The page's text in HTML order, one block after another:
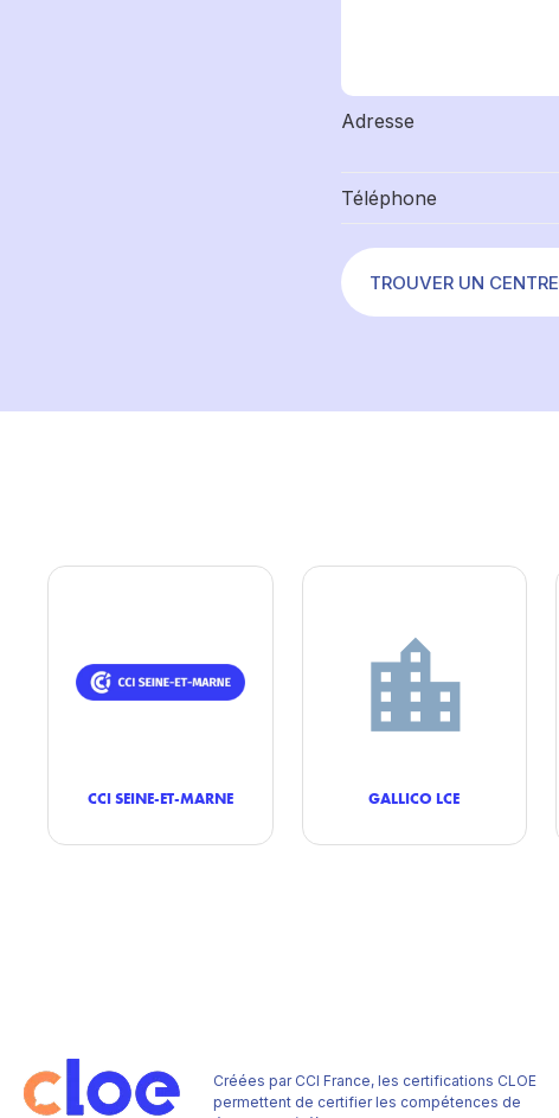
Adresse
Téléphone
TROUVER UN CENTRE
CCI SEINE-ET-MARNE GALLICO LCE
Créées par CCI France, les certifications CLOE
permettent de certifier les compétences de